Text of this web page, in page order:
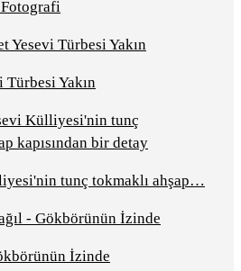
Türbesi Yakın
tunç tokmaklı ahşap…
İzinde